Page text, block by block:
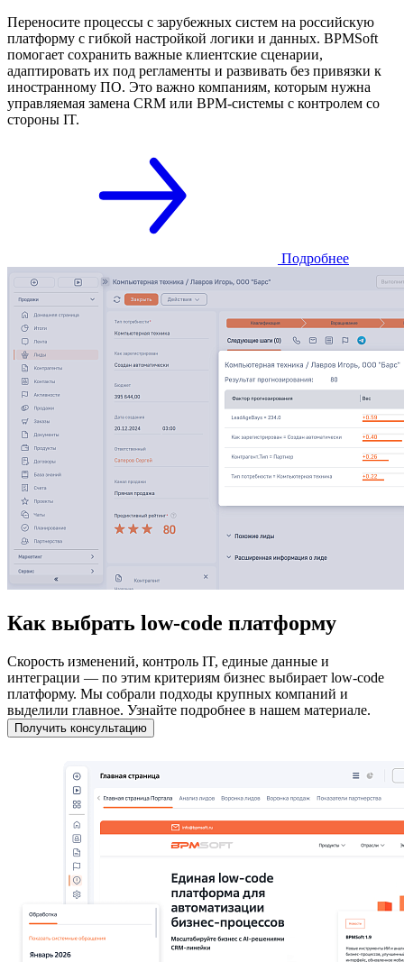
Переносите процессы с зарубежных систем на российскую
платформу с гибкой настройкой логики и данных. BPMSoft
помогает сохранить важные клиентские сценарии,
адаптировать их под регламенты и развивать без привязки к
иностранному ПО. Это важно компаниям, которым нужна
управляемая замена CRM или BPM-системы с контролем со
стороны IT.
Подробнее
Как выбрать low-code платформу
Скорость изменений, контроль IT, единые данные и
интеграции — по этим критериям бизнес выбирает low-code
платформу. Мы собрали подходы крупных компаний и
выделили главное. Узнайте подробнее в нашем материале.
Получить консультацию